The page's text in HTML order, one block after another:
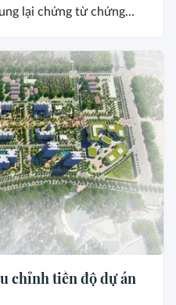
lại chứng từ chứng...
chỉnh tiến độ dự án